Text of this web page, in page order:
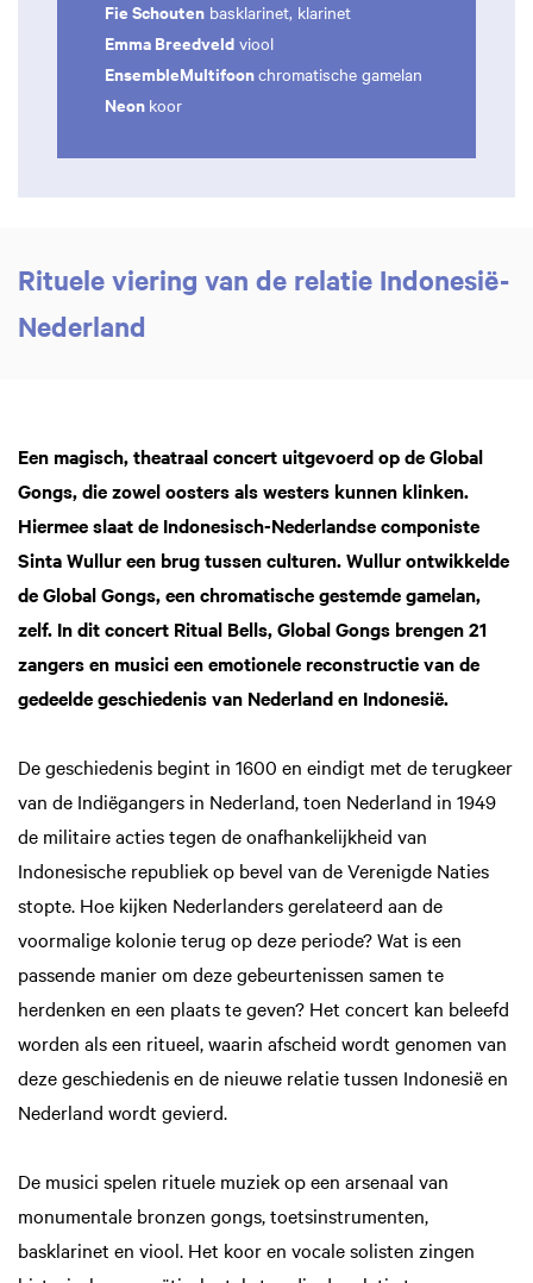
Fie Schouten basklarinet, klarinet
Emma Breedveld viool
EnsembleMultifoonchromatische gamelan
Neon koor
Rituele viering van de relatie Indonesië-
Nederland
Een magisch, theatraal concert uitgevoerd op de Global
Gongs, die zowel oosters als westers kunnen klinken.
Hiermee slaat de Indonesisch-Nederlandse componiste
Sinta Wullur een brug tussen culturen. Wullur ontwikkelde
de Global Gongs, een chromatische gestemde gamelan,
zelf. In dit concert Ritual Bells, Global Gongs brengen 21
zangers en musici een emotionele reconstructie van de
gedeelde geschiedenis van Nederland en Indonesië.
De geschiedenis begint in 1600 en eindigt met de terugkeer
van de Indiëgangers in Nederland, toen Nederland in 1949
de militaire acties tegen de onafhankelijkheid van
Indonesische republiek op bevel van de Verenigde Naties
stopte. Hoe kijken Nederlanders gerelateerd aan de
voormalige kolonie terug op deze periode? Wat is een
passende manier om deze gebeurtenissen samen te
herdenken en een plaats te geven? Het concert kan beleefd
worden als een ritueel, waarin afscheid wordt genomen van
deze geschiedenis en de nieuwe relatie tussen Indonesië en
Nederland wordt gevierd.
De musici spelen rituele muziek op een arsenaal van
monumentale bronzen gongs, toetsinstrumenten,
basklarinet en viool. Het koor en vocale solisten zingen